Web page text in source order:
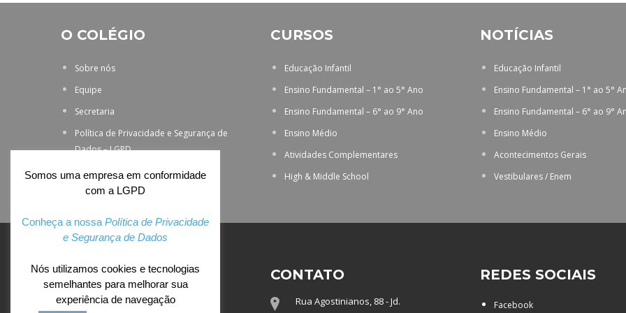
O COLÉGIO
Sobre nós
Equipe
Secretaria
Política de Privacidade e Segurança de
Dados – LGPD
CURSOS
Educação Infantil
Ensino Fundamental – 1° ao 5° Ano
Ensino Fundamental – 6° ao 9° Ano
Ensino Médio
Atividades Complementares
High & Middle School
NOTÍCIAS
Educação Infantil
Ensino Fundamental – 1° ao 5°
Ensino Fundamental – 6° ao 9°
Ensino Médio
Acontecimentos Gerais
Vestibulares / Enem
ACESSO EXCLUSIVO
Webmail
CONTATO
Rua Agostinianos, 88 - Jd.
REDES SOCIAIS
Facebook
Somos uma empresa em conformidade
com a LGPD
Conheça a nossa Política de Privacidade
e Segurança de Dados
Nós utilizamos cookies e tecnologias
semelhantes para melhorar sua
experiência de navegação